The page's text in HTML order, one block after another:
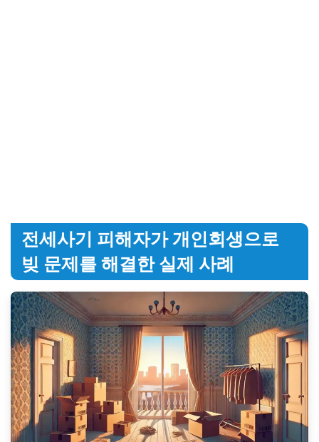
전세사기 피해자가 개인회생으로
빚 문제를 해결한 실제 사례